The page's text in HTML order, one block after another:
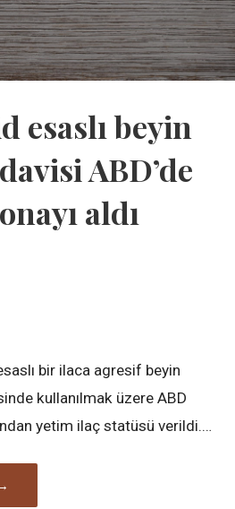
esaslı beyin
ABD’de
aldı
bir ilaca agresif beyin
kullanılmak üzere ABD
yetim ilaç statüsü verildi.…